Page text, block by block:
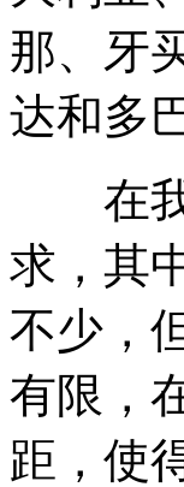
那、牙
达和多
在我
求，其
不少，
有限，
距，使